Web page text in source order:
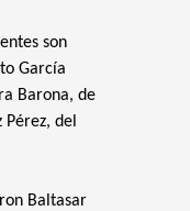
son
García
Barona, de
del
Baltasar